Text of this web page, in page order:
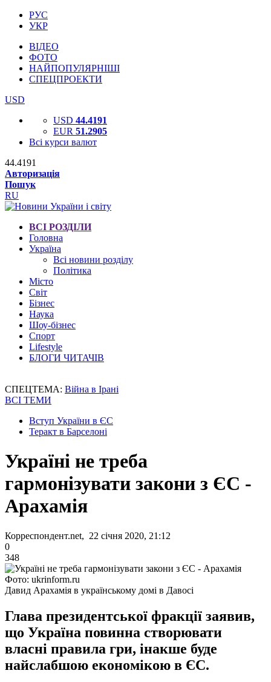
РУС
УКР
ВІДЕО
ФОТО
НАЙПОПУЛЯРНІШІ
СПЕЦПРОЕКТИ
USD
USD 44.4191
EUR 51.2905
Всі курси валют
44.4191
Авторизація
Пошук
RU
ВСІ РОЗДІЛИ
Головна
Україна
Всі новини розділу
Політика
Місто
Світ
Бізнес
Наука
Шоу-бізнес
Спорт
Lifestyle
БЛОГИ ЧИТАЧІВ
СПЕЦТЕМА: Війна в Ірані
ВСІ ТЕМИ
Вступ України в ЄС
Теракт в Барселоні
Україні не треба
гармонізувати закони з ЄС -
Арахамія
Корреспондент.net, 22 січня 2020, 21:12
0
348
Фото: ukrinform.ru
Давид Арахамія в українському домі в Давосі
Глава президентської фракції заявив,
що Україна повинна створювати
власні правила гри, інакше буде
найслабшою економікою в ЄС.